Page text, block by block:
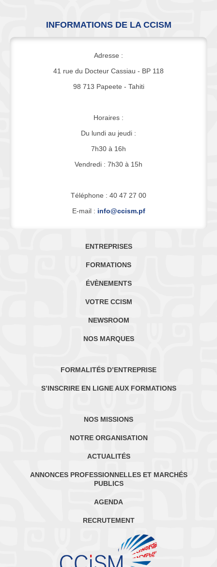
INFORMATIONS DE LA CCISM
Adresse :
41 rue du Docteur Cassiau - BP 118
98 713 Papeete - Tahiti
Horaires :
Du lundi au jeudi :
7h30 à 16h
Vendredi : 7h30 à 15h
Téléphone : 40 47 27 00
E-mail : info@ccism.pf
ENTREPRISES
FORMATIONS
ÉVÈNEMENTS
VOTRE CCISM
NEWSROOM
NOS MARQUES
FORMALITÉS D’ENTREPRISE
S’INSCRIRE EN LIGNE AUX FORMATIONS
NOS MISSIONS
NOTRE ORGANISATION
ACTUALITÉS
ANNONCES PROFESSIONNELLES ET MARCHÉS
PUBLICS
AGENDA
RECRUTEMENT